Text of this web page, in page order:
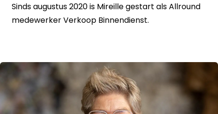
Sinds augustus 2020 is Mireille gestart als Allround
medewerker Verkoop Binnendienst.